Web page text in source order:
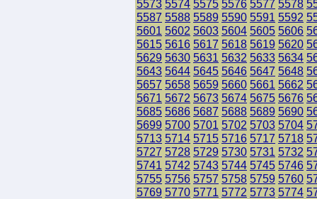
5573 5574 5575 5576 5577 5578
5587 5588 5589 5590 5591 5592
5601 5602 5603 5604 5605 5606
5615 5616 5617 5618 5619 5620
5629 5630 5631 5632 5633 5634
5643 5644 5645 5646 5647 5648
5657 5658 5659 5660 5661 5662
5671 5672 5673 5674 5675 5676
5685 5686 5687 5688 5689 5690
5699 5700 5701 5702 5703 5704
5713 5714 5715 5716 5717 5718
5727 5728 5729 5730 5731 5732
5741 5742 5743 5744 5745 5746
5755 5756 5757 5758 5759 5760
5769 5770 5771 5772 5773 5774